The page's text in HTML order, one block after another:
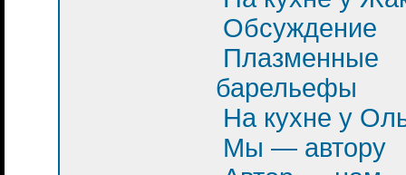
Обсуждение
Плазменные
барельефы
На кухне у
Мы — автору